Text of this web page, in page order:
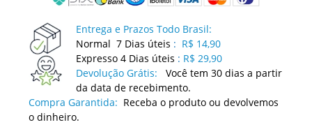
Entrega e Prazos Todo Brasil:
Normal 7 Dias úteis : R$ 14,90
Expresso 4 Dias úteis : R$ 29,90
Devolução Grátis:
Você tem 30 dias a partir
da data de recebimento.
Compra Garantida: Receba o produto ou devolvemos
o dinheiro.